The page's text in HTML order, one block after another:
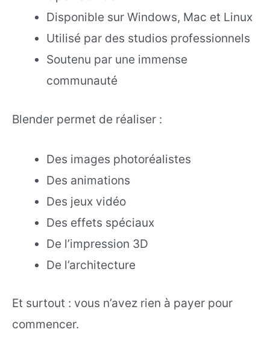
Disponible sur Windows, Mac et Linux
Utilisé par des studios professionnels
Soutenu par une immense
communauté
Blender permet de réaliser :
Des images photoréalistes
Des animations
Des jeux vidéo
Des effets spéciaux
De l’impression 3D
De l’architecture
Et surtout : vous n’avez rien à payer pour
commencer.